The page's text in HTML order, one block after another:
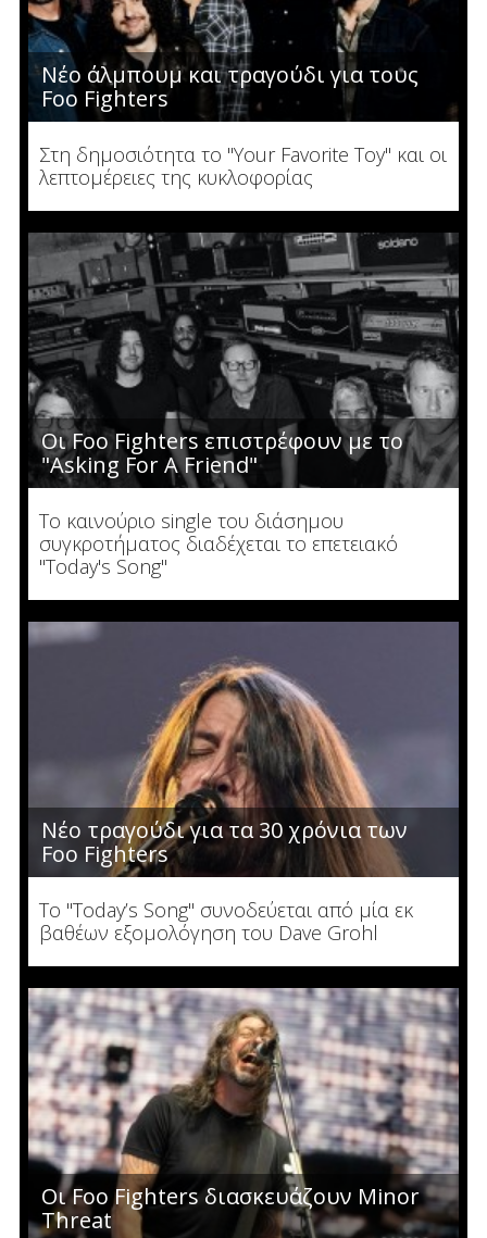
Νέο άλμπουμ και τραγούδι για τους
Foo Fighters
Στη δημοσιότητα το "Your Favorite Toy" και οι
λεπτομέρειες της κυκλοφορίας
Οι Foo Fighters επιστρέφουν με το
"Asking For A Friend"
Το καινούριο single του διάσημου
συγκροτήματος διαδέχεται το επετειακό
"Today's Song"
Νέο τραγούδι για τα 30 χρόνια των
Foo Fighters
To "Today’s Song" συνοδεύεται από μία εκ
βαθέων εξομολόγηση του Dave Grohl
Οι Foo Fighters διασκευάζουν Minor
Threat